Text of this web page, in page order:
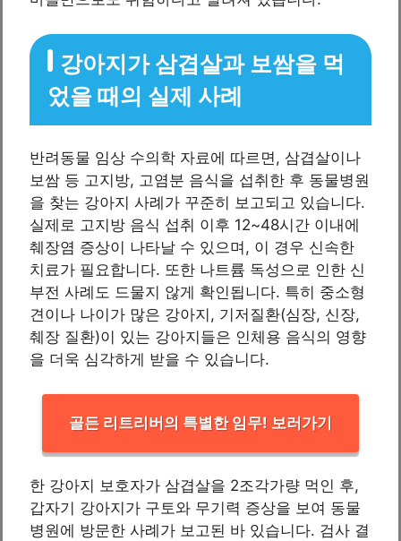
강아지가 삼겹살과 보쌈을 먹
었을 때의 실제 사례
반려동물 임상 수의학 자료에 따르면, 삼겹살이나
보쌈 등 고지방, 고염분 음식을 섭취한 후 동물병원
을 찾는 강아지 사례가 꾸준히 보고되고 있습니다.
실제로 고지방 음식 섭취 이후 12~48시간 이내에
췌장염 증상이 나타날 수 있으며, 이 경우 신속한
치료가 필요합니다. 또한 나트륨 독성으로 인한 신
부전 사례도 드물지 않게 확인됩니다. 특히 중소형
견이나 나이가 많은 강아지, 기저질환(심장, 신장,
췌장 질환)이 있는 강아지들은 인체용 음식의 영향
을 더욱 심각하게 받을 수 있습니다.
골든 리트리버의 특별한 임무! 보러가기
한 강아지 보호자가 삼겹살을 2조각가량 먹인 후,
갑자기 강아지가 구토와 무기력 증상을 보여 동물
병원에 방문한 사례가 보고된 바 있습니다. 검사 결